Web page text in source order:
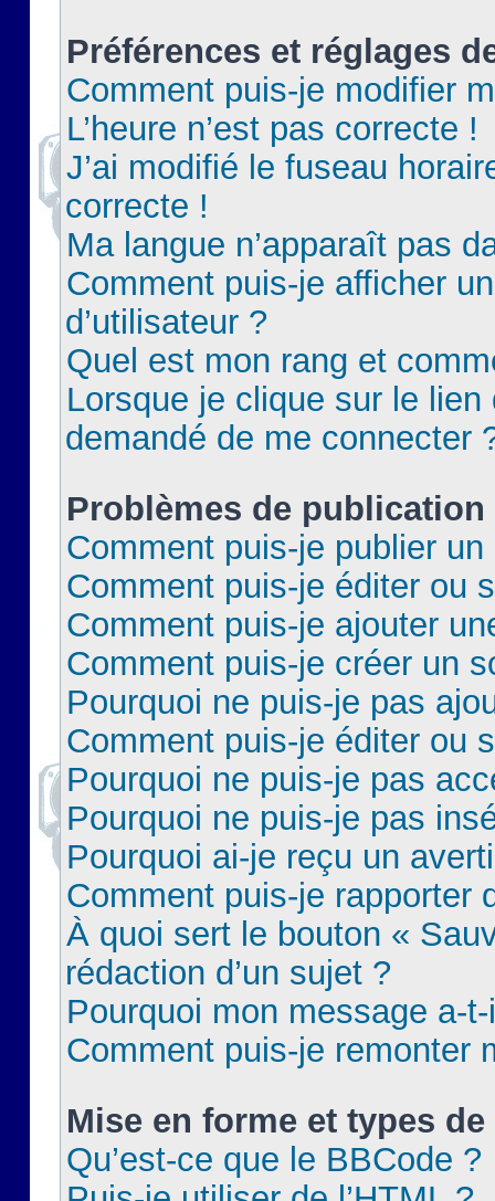
Préférences et réglages
Comment puis-je modifier
L’heure n’est pas correcte !
J’ai modifié le fuseau
correcte !
Ma langue n’apparaît pas
Comment puis-je afficher
d’utilisateur ?
Quel est mon rang et
Lorsque je clique sur le lien
demandé de me connecter
Problèmes de publication
Comment puis-je publier
Comment puis-je éditer ou
Comment puis-je ajouter
Comment puis-je créer un
Pourquoi ne puis-je pas
Comment puis-je éditer ou
Pourquoi ne puis-je pas
Pourquoi ne puis-je pas
Pourquoi ai-je reçu un
Comment puis-je rapporter
À quoi sert le bouton «
rédaction d’un sujet ?
Pourquoi mon message a-
Comment puis-je remonter
Mise en forme et types
Qu’est-ce que le BBCode ?